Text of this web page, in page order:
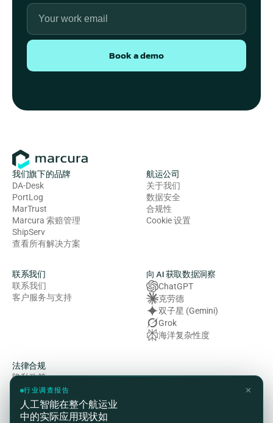
Book a demo
我们旗下的品牌
DA-Desk
PortLog
MarTrust
Marcura 索赔管理
ShipServ
查看所有解决方案
航运公司
关于我们
数据安全
合规性
Cookie 设置
法律合规
隐私政策
使用条款
Cookie 政策
健康、安全与环境（HSE）政
联系我们
联系我们
客户服务与支持
向 AI 获取数据洞察
ChatGPT
克劳德
双子星 (Gemini)
Grok
海洋复杂性度
✕
行业调查报告
人工智能在整个航运业
中的实际应用现状如